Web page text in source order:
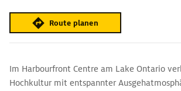
Route planen
Im Harbourfront Centre am Lake Ontario
Hochkultur mit entspannter